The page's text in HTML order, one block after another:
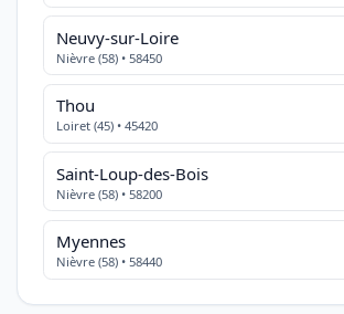
Neuvy-sur-Loire
Nièvre (58) • 58450
Thou
Loiret (45) • 45420
Saint-Loup-des-Bois
Nièvre (58) • 58200
Myennes
Nièvre (58) • 58440